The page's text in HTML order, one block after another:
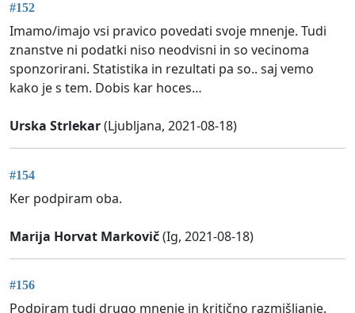
#152
Imamo/imajo vsi pravico povedati svoje mnenje. Tudi
znanstve ni podatki niso neodvisni in so vecinoma
sponzorirani. Statistika in rezultati pa so.. saj vemo
kako je s tem. Dobis kar hoces…
Urska Strlekar(Ljubljana, 2021-08-18)
#154
Ker podpiram oba.
Marija Horvat Markovič(Ig, 2021-08-18)
#156
Podpiram tudi drugo mnenje in kritično razmišljanje.